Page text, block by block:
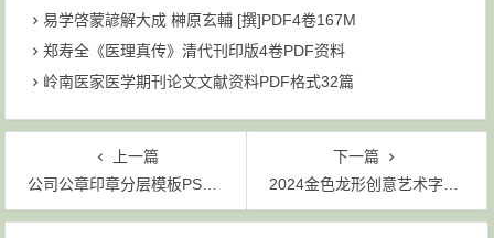
易学啓蒙諺解大成 榊原玄輔 [撰]PDF4卷167M
郑寿全《医理真传》清代刊印版4卷PDF资料
岭南医家医学期刊论文文献资料PDF格式32篇
上一篇
公司公章印章分层模板PSD素材模板
下一篇
2024金色龙形创意艺术字设计PSD素材模板